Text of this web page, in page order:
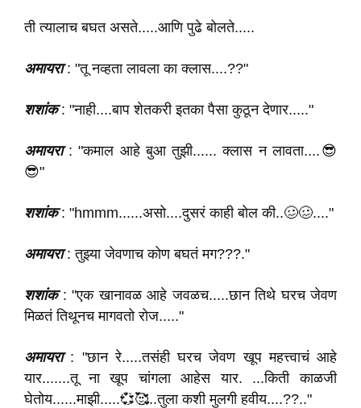
ती त्यालाच बघत असते.....आणि पुढे बोलते.....
अमायरा: "तू नव्हता लावला का क्लास....??"
शशांक: "नाही....बाप शेतकरी इतका पैसा कुठून देणार....."
अमायरा: "कमाल आहे बुआ तुझी...... क्लास न लावता....😎
😎"
शशांक: "hmmm......असो....दुसरं काही बोल की..🥴🥴...."
अमायरा: तुझ्या जेवणाच कोण बघतं मग???."
शशांक: "एक खानावळ आहे जवळच.....छान तिथे घरच जेवण
मिळतं तिथूनच मागवतो रोज....."
अमायरा: "छान रे.....तसंही घरच जेवण खूप महत्त्वाचं आहे
यार.......तू ना खूप चांगला आहेस यार. ...किती काळजी
घेतोय......माझी.....💞🥰..तुला कशी मुलगी हवीय....??.."